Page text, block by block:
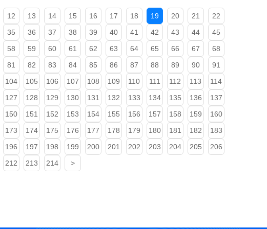
12 13 14 15 16 17 18 19 20 21
22
35 36 37 38 39 40 41 42 43 44
45
58 59 60 61 62 63 64 65 66 67
68
81 82 83 84 85 86 87 88 89 90
91
104 105 106 107 108 109 110 111 112 113
114
127 128 129 130 131 132 133 134 135 136
137
150 151 152 153 154 155 156 157 158 159
160
173 174 175 176 177 178 179 180 181 182
183
196 197 198 199 200 201 202 203 204 205
206
212 213 214 >